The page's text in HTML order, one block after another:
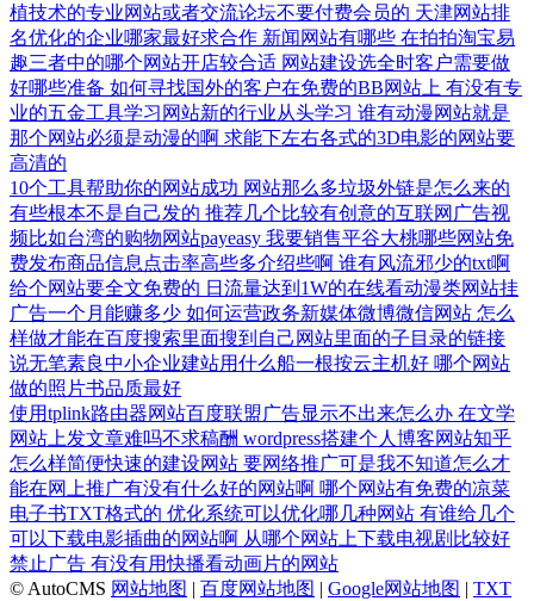
植技术的专业网站或者交流论坛不要付费会员的 天津网站排
名优化的企业哪家最好求合作 新闻网站有哪些 在拍拍淘宝易
趣三者中的哪个网站开店较合适 网站建设选全时客户需要做
好哪些准备 如何寻找国外的客户在免费的BB网站上 有没有专
业的五金工具学习网站新的行业从头学习 谁有动漫网站就是
那个网站必须是动漫的啊 求能下左右各式的3D电影的网站要
高清的
10个工具帮助你的网站成功 网站那么多垃圾外链是怎么来的
有些根本不是自己发的 推荐几个比较有创意的互联网广告视
频比如台湾的购物网站payeasy 我要销售平谷大桃哪些网站免
费发布商品信息点击率高些多介绍些啊 谁有风流邪少的txt啊
给个网站要全文免费的 日流量达到1W的在线看动漫类网站挂
广告一个月能赚多少 如何运营政务新媒体微博微信网站 怎么
样做才能在百度搜索里面搜到自己网站里面的子目录的链接
说无笔素良中小企业建站用什么船一根按云主机好 哪个网站
做的照片书品质最好
使用tplink路由器网站百度联盟广告显示不出来怎么办 在文学
网站上发文章难吗不求稿酬 wordpress搭建个人博客网站知乎
怎么样简便快速的建设网站 要网络推广可是我不知道怎么才
能在网上推广有没有什么好的网站啊 哪个网站有免费的凉菜
电子书TXT格式的 优化系统可以优化哪几种网站 有谁给几个
可以下载电影插曲的网站啊 从哪个网站上下载电视剧比较好
禁止广告 有没有用快播看动画片的网站
© AutoCMS 网站地图 | 百度网站地图 | Google网站地图 | TXT